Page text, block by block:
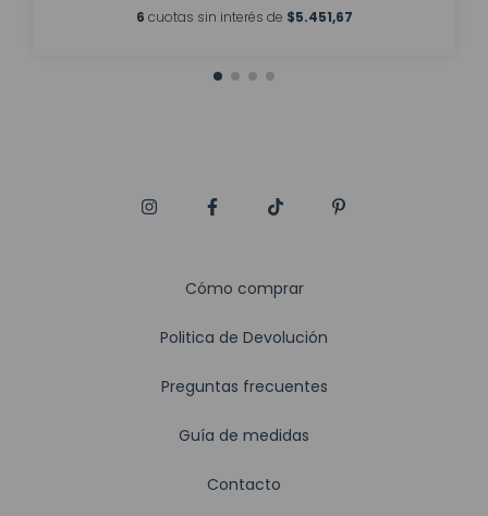
6 cuotas sin interés de $5.451,67
Cómo comprar
Politica de Devolución
Preguntas frecuentes
Guía de medidas
Contacto